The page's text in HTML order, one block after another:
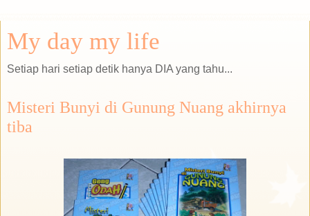
My day my life
Setiap hari setiap detik hanya DIA yang tahu...
Misteri Bunyi di Gunung Nuang akhirnya
tiba